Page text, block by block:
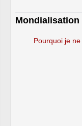
Mondialisation
Pourquoi je